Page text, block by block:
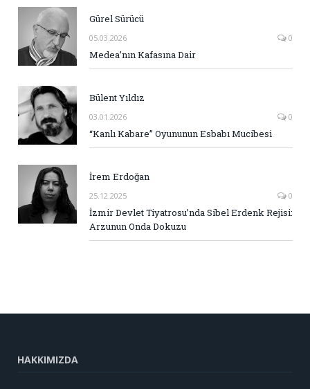
Gürel Sürücü
05.03.2026 0
Medea’nın Kafasına Dair
Bülent Yıldız
03.01.2026 0
“Kanlı Kabare” Oyununun Esbabı Mucibesi
İrem Erdoğan
25.12.2025 0
İzmir Devlet Tiyatrosu’nda Sibel Erdenk Rejisi:
Arzunun Onda Dokuzu
HAKKIMIZDA